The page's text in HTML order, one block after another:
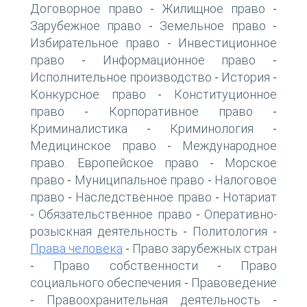
Договорное право - Жилищное право -
Зарубежное право - Земельное право -
Избирательное право -
Инвестиционное
право - Информационное право -
Исполнительное производство - История -
Конкурсное право -
Конституционное
право - Корпоративное право -
Криминалистика - Криминология -
Медицинское право -
Международное
право. Европейское право -
Морское
право - Муниципальное право - Налоговое
право - Наследственное право - Нотариат
- Обязательственное право - Оперативно-
розыскная деятельность - Политология -
Права человека - Право зарубежных стран
- Право собственности -
Право
социального обеспечения - Правоведение
- Правоохранительная деятельность -